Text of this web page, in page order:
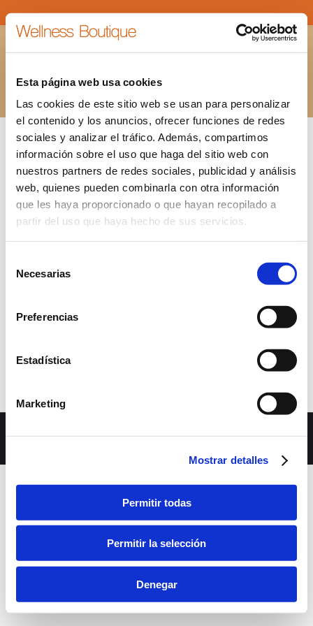
Esta página web usa cookies
Las cookies de este sitio web se usan para personalizar
el contenido y los anuncios, ofrecer funciones de redes
sociales y analizar el tráfico. Además, compartimos
información sobre el uso que haga del sitio web con
nuestros partners de redes sociales, publicidad y análisis
web, quienes pueden combinarla con otra información
que les haya proporcionado o que hayan recopilado a
partir del uso que haya hecho de sus servicios.
Necesarias
Preferencias
Estadística
Marketing
Mostrar detalles
Permitir todas
Permitir la selección
Denegar
ESPACIO-GLOW PARA REUNIONES Y BEAUTY
PARTY EN MADRID
Estás aquí: